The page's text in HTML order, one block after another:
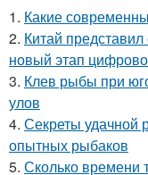
1. Какие
2. Китай
новый этап
3. Клев рыбы при
улов
4. Секреты удачной
опытных рыбаков
5. Сколько времени